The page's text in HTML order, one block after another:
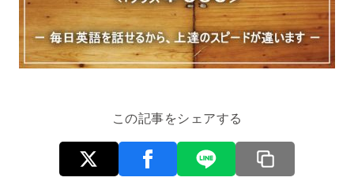
この記事をシェアする